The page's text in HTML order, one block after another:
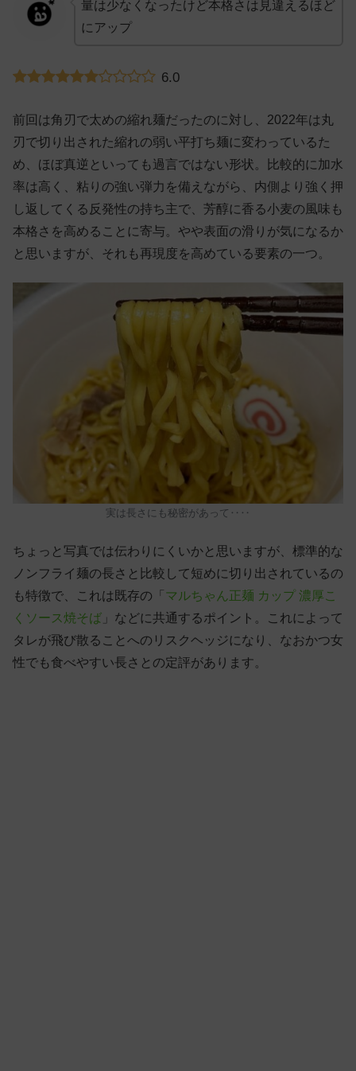
量は少なくなったけど本格さは見違えるほど
にアップ
6.0
前回は角刃で太めの縮れ麺だったのに対し、2022年は丸
刃で切り出された縮れの弱い平打ち麺に変わっているた
め、ほぼ真逆といっても過言ではない形状。比較的に加水
率は高く、粘りの強い弾力を備えながら、内側より強く押
し返してくる反発性の持ち主で、芳醇に香る小麦の風味も
本格さを高めることに寄与。やや表面の滑りが気になるか
と思いますが、それも再現度を高めている要素の一つ。
実は長さにも秘密があって‥‥
ちょっと写真では伝わりにくいかと思いますが、標準的な
ノンフライ麺の長さと比較して短めに切り出されているの
も特徴で、これは既存の「 マルちゃん正麺 カップ 濃厚こ
くソース焼そば 」などに共通するポイント。これによって
タレが飛び散ることへのリスクヘッジになり、なおかつ女
性でも食べやすい長さとの定評があります。